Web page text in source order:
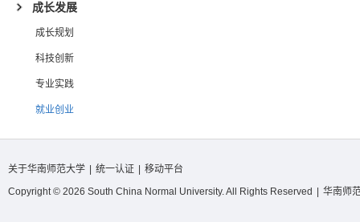
成长发展
成长规划
科技创新
专业实践
就业创业
关于华南师范大学 统一认证
移动平台
Copyright © 2026 South China Normal University. All Rights Reserved
华南师